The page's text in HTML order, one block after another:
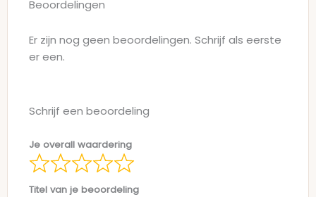
Beoordelingen
Er zijn nog geen beoordelingen. Schrijf als eerste
er een.
Schrijf een beoordeling
Je overall waardering
Titel van je beoordeling